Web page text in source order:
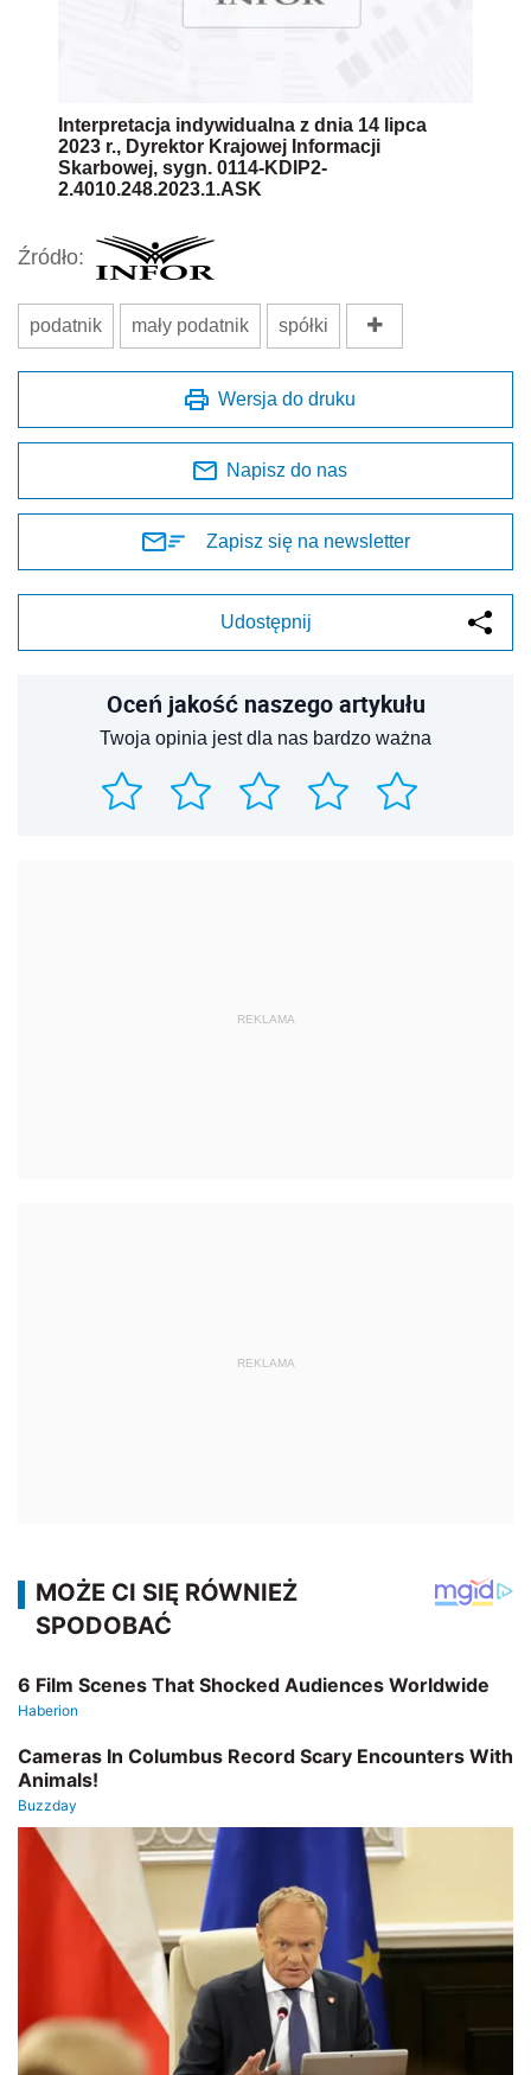
Interpretacja indywidualna z dnia 14 lipca
2023 r., Dyrektor Krajowej Informacji
Skarbowej, sygn. 0114-KDIP2-
2.4010.248.2023.1.ASK
Źródło:
podatnik mały podatnik spółki
Wersja do druku
Napisz do nas
Zapisz się na newsletter
Udostępnij
Oceń jakość naszego artykułu
Twoja opinia jest dla nas bardzo ważna
REKLAMA
REKLAMA